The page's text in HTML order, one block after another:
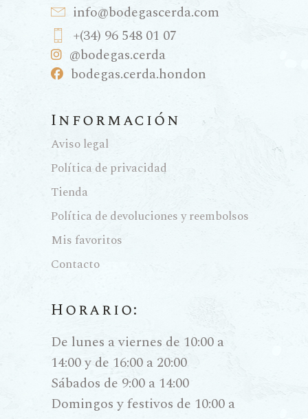
info@bodegascerda.com
+(34) 96 548 01 07
@bodegas.cerda
bodegas.cerda.hondon
Información
Aviso legal
Política de privacidad
Tienda
Política de devoluciones y reembolsos
Mis favoritos
Contacto
Horario:
De lunes a viernes de 10:00 a
14:00 y de 16:00 a 20:00
Sábados de 9:00 a 14:00
Domingos y festivos de 10:00 a